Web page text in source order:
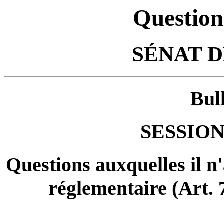
SÉNAT
Questions auxquelles il
réglementaire (Art.